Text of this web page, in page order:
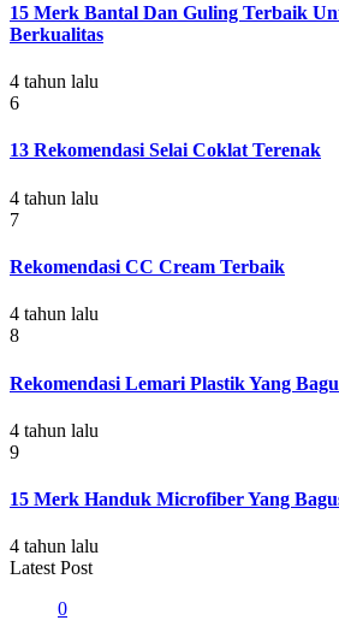
15 Merk Bantal Dan Guling Terbaik
Berkualitas
4 tahun lalu
6
13 Rekomendasi Selai Coklat Terenak
4 tahun lalu
7
Rekomendasi CC Cream Terbaik
4 tahun lalu
8
Rekomendasi Lemari Plastik Yang
4 tahun lalu
9
15 Merk Handuk Microfiber Yang
4 tahun lalu
Latest Post
0